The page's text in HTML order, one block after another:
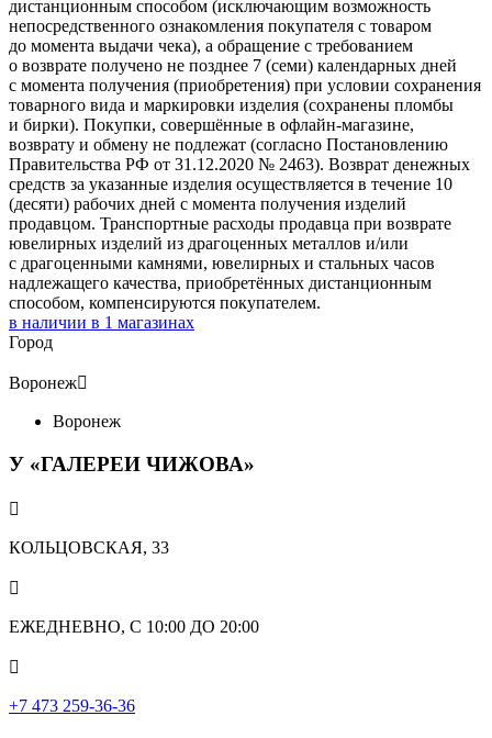
дистанционным способом (исключающим возможность
непосредственного ознакомления покупателя с товаром
до момента выдачи чека), а обращение с требованием
о возврате получено не позднее 7 (семи) календарных дней
с момента получения (приобретения) при условии сохранения
товарного вида и маркировки изделия (сохранены пломбы
и бирки). Покупки, совершённые в офлайн-магазине,
возврату и обмену не подлежат (согласно Постановлению
Правительства РФ от 31.12.2020 № 2463). Возврат денежных
средств за указанные изделия осуществляется в течение 10
(десяти) рабочих дней с момента получения изделий
продавцом. Транспортные расходы продавца при возврате
ювелирных изделий из драгоценных металлов и/или
с драгоценными камнями, ювелирных и стальных часов
надлежащего качества, приобретённых дистанционным
способом, компенсируются покупателем.
в наличии в 1 магазинах
Город
Воронеж
Воронеж
У «ГАЛЕРЕИ ЧИЖОВА»

КОЛЬЦОВСКАЯ, 33

ЕЖЕДНЕВНО, С 10:00 ДО 20:00

‎+7 473 259-36-36